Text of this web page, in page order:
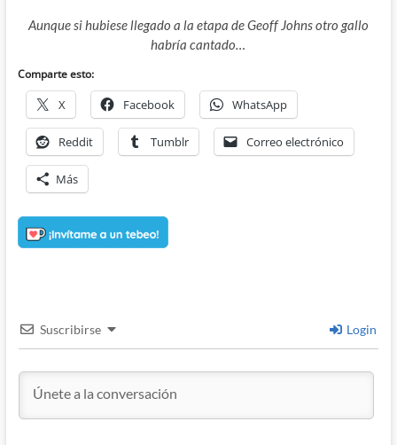
Aunque si hubiese llegado a la etapa de Geoff Johns otro gallo
habría cantado…
Comparte esto:
X Facebook WhatsApp
Reddit Tumblr Correo electrónico
Más
Suscribirse Login